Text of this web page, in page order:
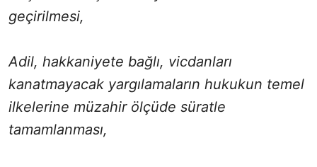
geçirilmesi,
Adil, hakkaniyete bağlı, vicdanları
kanatmayacak yargılamaların hukukun temel
ilkelerine müzahir ölçüde süratle
tamamlanması,